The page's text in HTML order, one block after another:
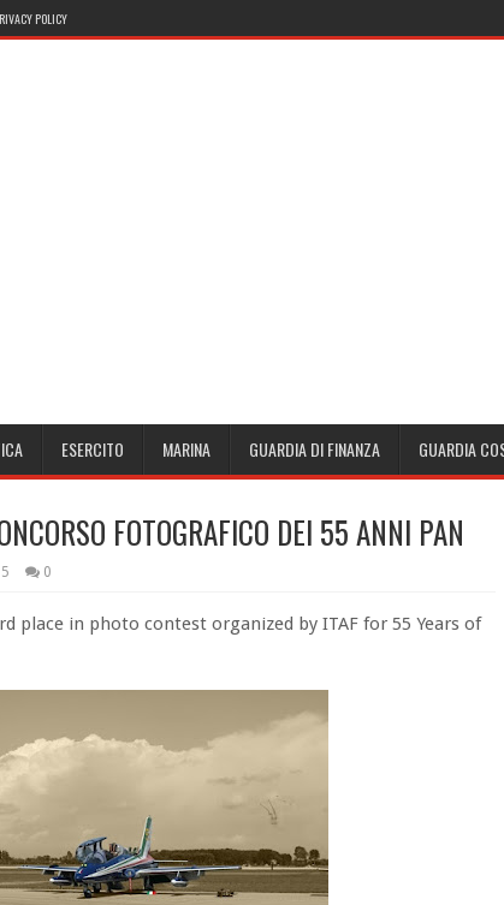
POLICY
ESERCITO MARINA GUARDIA DI FINANZA GUARDIA
FOTOGRAFICO DEI 55 ANNI PAN
0
place in photo contest organized by ITAF for 55 Years of